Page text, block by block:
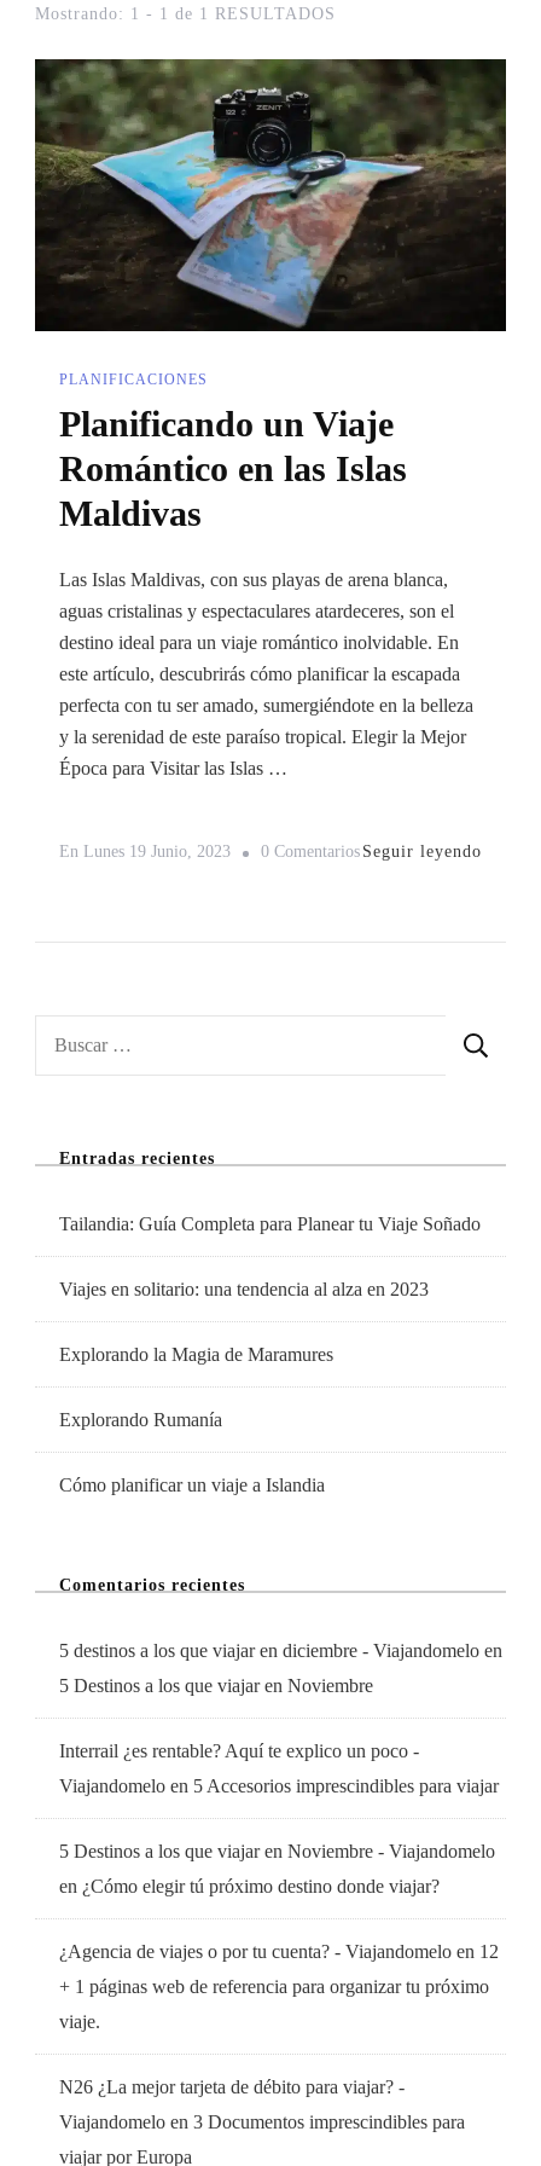
Mostrando: 1 - 1 de 1 RESULTADOS
PLANIFICACIONES
Planificando un Viaje
Romántico en las Islas
Maldivas
Las Islas Maldivas, con sus playas de arena blanca,
aguas cristalinas y espectaculares atardeceres, son el
destino ideal para un viaje romántico inolvidable. En
este artículo, descubrirás cómo planificar la escapada
perfecta con tu ser amado, sumergiéndote en la belleza
y la serenidad de este paraíso tropical. Elegir la Mejor
Época para Visitar las Islas …
En Lunes 19 Junio, 2023 0 ComentariosEn
Seguir leyendo
Entradas recientes
Tailandia: Guía Completa para Planear tu Viaje Soñado
Viajes en solitario: una tendencia al alza en 2023
Explorando la Magia de Maramures
Explorando Rumanía
Cómo planificar un viaje a Islandia
Comentarios recientes
5 destinos a los que viajar en diciembre - Viajandomelo en
5 Destinos a los que viajar en Noviembre
Interrail ¿es rentable? Aquí te explico un poco -
Viajandomelo en 5 Accesorios imprescindibles para viajar
5 Destinos a los que viajar en Noviembre - Viajandomelo
en ¿Cómo elegir tú próximo destino donde viajar?
¿Agencia de viajes o por tu cuenta? - Viajandomelo en 12
+ 1 páginas web de referencia para organizar tu próximo
viaje.
N26 ¿La mejor tarjeta de débito para viajar? -
Viajandomelo en 3 Documentos imprescindibles para
viajar por Europa